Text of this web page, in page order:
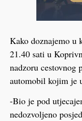
Kako doznajemo
21.40 sati u
nadzoru cestovnog
automobil kojim je
-Bio je pod
nedozvoljeno